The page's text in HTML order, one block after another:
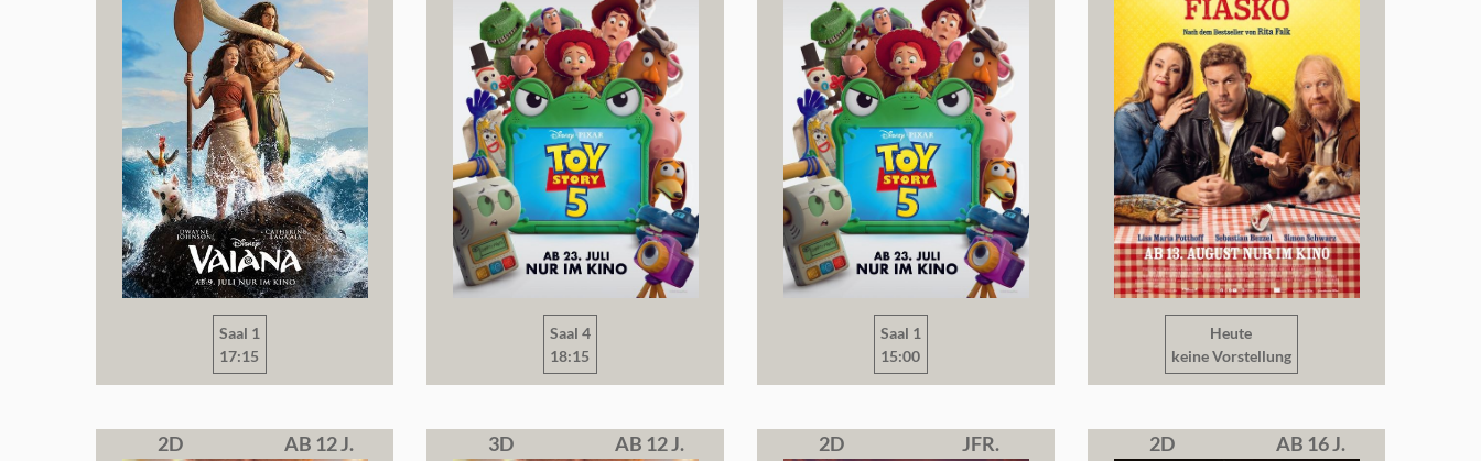
Saal 1
17:15
Saal 4
18:15
Saal 1
15:00
Heute
keine Vorstellung
2D AB 12 J. 3D AB 12 J. 2D JFR. 2D AB 16 J.